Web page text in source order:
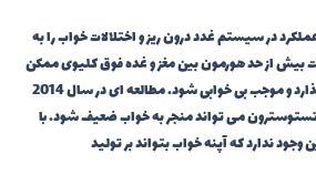
در سیستم غدد درون ریز و اختلالات خواب را به
بیش از حد هورمون بین مغز و غده فوق کلیوی ممکن
است بر عملکرد خواب تاثیر بگذارد و موجب بی خوابی شود. مطالعه ای در سال 2014
می تواند منجر به خواب ضعیف شود. با
ندارد که آپنه خواب بتواند بر تولید